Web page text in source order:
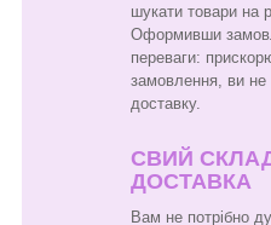
шукати товари на
Оформивши
переваги:
замовлення, ви не
доставку.
СВИЙ
ДОСТАВКА
Вам не потрібно